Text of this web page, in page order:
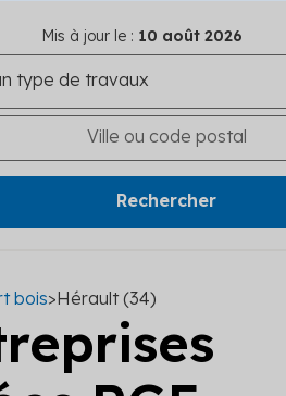
Mis à jour le : 10 août 2026
bois>Hérault (34)